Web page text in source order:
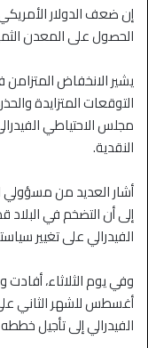
إن ضعف الدولار
الحصول على المعدن
يشير الانخفاض
التوقعات المتزايدة
مجلس الاحتياطي
النقدية.
أشار العديد من مسؤولي
إلى أن التضخم في
الفيدرالي على تغيير
وفي يوم الثلاثاء، أفادت
أغسطس للشهر الثاني
الفيدرالي إلى تأجيل